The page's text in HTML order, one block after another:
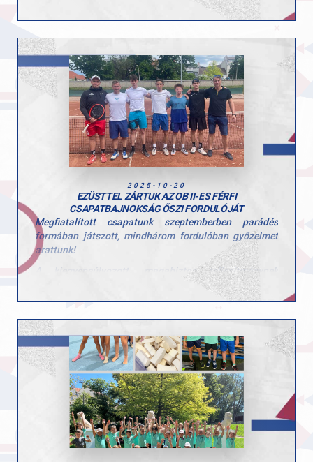
Az elődöntőig vezető úton legyőzte az első kiemeltet is,
tornát végül a harmadik helyen zárta, ami fontos
visszajelzés a fejlődéséről és a felkészülés
minőségéről.
Köszönjük az edzői csapatnak a felkészítő munkát.
Korodi Dániel, Berecz András és Rácz Sándor
támogatása kiemelt szerepet játszott Tomi sikeres
szereplésében.
Szép teljesítmény, gratulálunk Tomi! Hajrá GYAC!
2025-10-20
EZÜSTTEL ZÁRTUK AZ OB II-ES FÉRFI
CSAPATBAJNOKSÁG ŐSZI FORDULÓJÁT
Megfiatalított csapatunk szeptemberben parádés
formában játszott, mindhárom fordulóban győzelmet
arattunk!
A kiegyensúlyozott, magabiztos teljesítménynek
köszönhetően azonos pontszámmal, a Dorog mögött
végeztünk a 2. helyen.
Fiatal tehetségeink jövőre már az OB I-be jutást tűzték
ki célul, és reméljük, hogy közülük többen a veretlen,
többszörös magyar bajnok szuperligás csapatban is
bemutatkozhatnak!